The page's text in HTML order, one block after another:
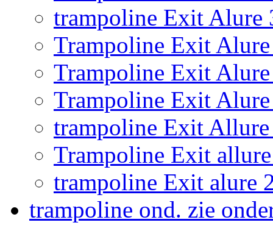
trampoline Exit Alure
Trampoline Exit
Trampoline Exit
Trampoline Exit
trampoline Exit
Trampoline Exit
trampoline Exit alure
trampoline ond. zie